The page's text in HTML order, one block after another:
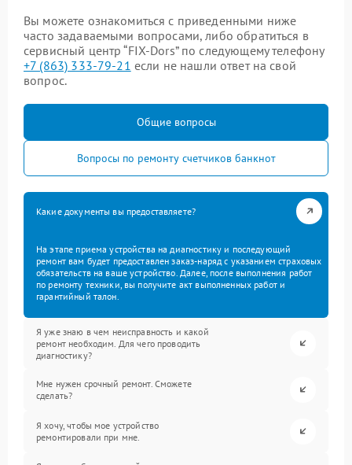
Вы можете ознакомиться с приведенными ниже
часто задаваемыми вопросами, либо обратиться в
сервисный центр “FIX-Dors” по следующему телефону
+7 (863) 333-79-21 если не нашли ответ на свой
вопрос.
Общие вопросы
Вопросы по ремонту счетчиков банкнот
Какие документы вы предоставляете?
На этапе приема устройства на диагностику и последующий
ремонт вам будет предоставлен заказ-наряд с указанием страховых
обязательств на ваше устройство. Далее, после выполнения работ
по ремонту техники, вы получите акт выполненных работ и
гарантийный талон.
Я уже знаю в чем неисправность и какой
ремонт необходим. Для чего проводить
диагностику?
Мне нужен срочный ремонт. Сможете
сделать?
Я хочу, чтобы мое устройство
ремонтировали при мне.